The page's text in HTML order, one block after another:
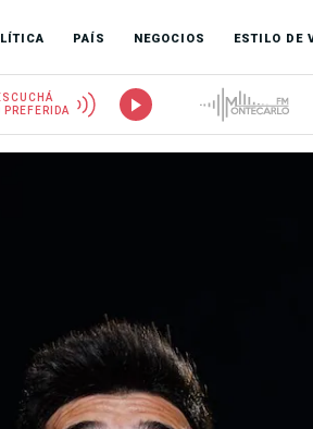
PAÍS NEGOCIOS ESTILO DE
PREFERIDA